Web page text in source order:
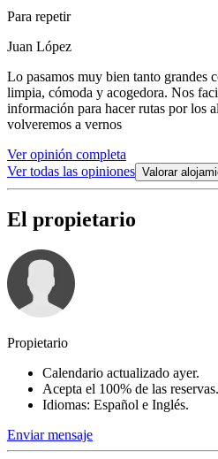
Para repetir
Juan López
Lo pasamos muy bien tanto grandes
limpia, cómoda y acogedora. Nos
información para hacer rutas por los
volveremos a vernos
Ver opinión completa
Ver todas las opiniones Valorar
El propietario
Propietario
Calendario actualizado ayer.
Acepta el 100% de las reservas.
Idiomas: Español e Inglés.
Enviar mensaje